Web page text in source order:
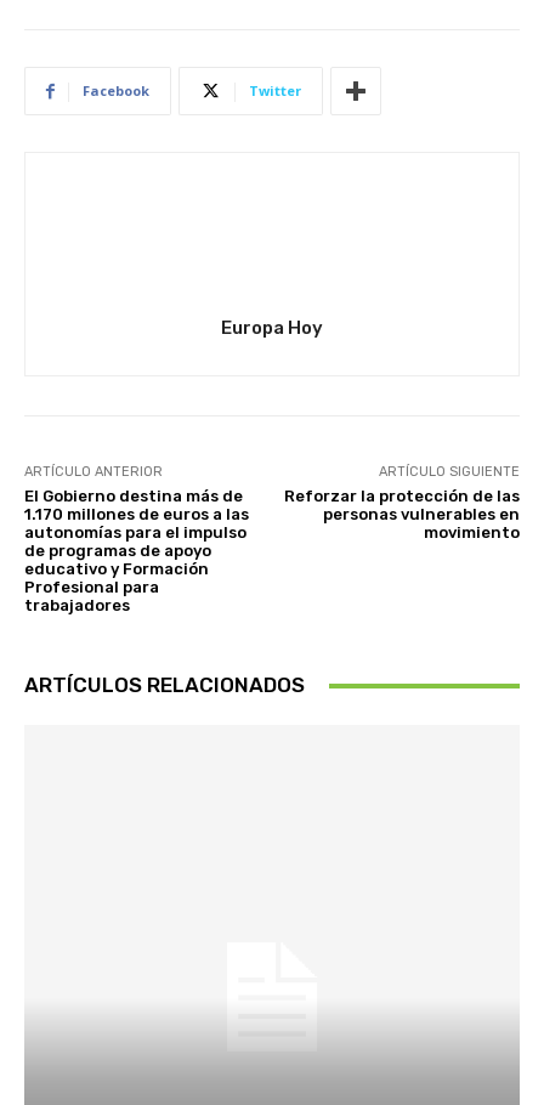
Facebook Twitter
Europa Hoy
ARTÍCULO ANTERIOR
El Gobierno destina más de
1.170 millones de euros a las
autonomías para el impulso
de programas de apoyo
educativo y Formación
Profesional para
trabajadores
ARTÍCULO SIGUIENTE
Reforzar la protección de las
personas vulnerables en
movimiento
ARTÍCULOS RELACIONADOS